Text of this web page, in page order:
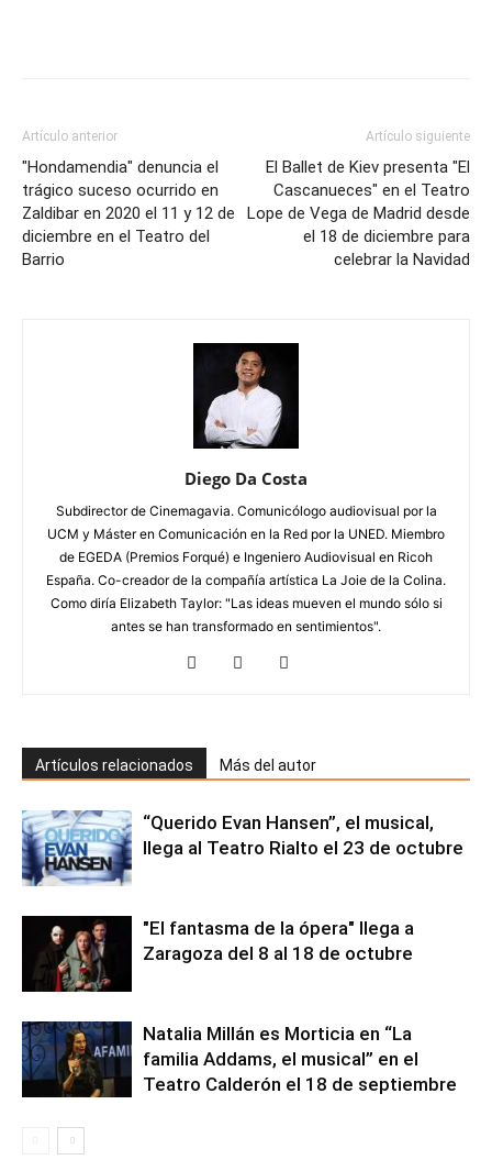
Artículo anterior
"Hondamendia" denuncia el
trágico suceso ocurrido en
Zaldibar en 2020 el 11 y 12 de
diciembre en el Teatro del
Barrio
Artículo siguiente
El Ballet de Kiev presenta "El
Cascanueces" en el Teatro
Lope de Vega de Madrid desde
el 18 de diciembre para
celebrar la Navidad
Diego Da Costa
Subdirector de Cinemagavia. Comunicólogo audiovisual por la
UCM y Máster en Comunicación en la Red por la UNED. Miembro
de EGEDA (Premios Forqué) e Ingeniero Audiovisual en Ricoh
España. Co-creador de la compañía artística La Joie de la Colina.
Como diría Elizabeth Taylor: "Las ideas mueven el mundo sólo si
antes se han transformado en sentimientos".
Artículos relacionados Más del autor
“Querido Evan Hansen”, el musical,
llega al Teatro Rialto el 23 de octubre
"El fantasma de la ópera" llega a
Zaragoza del 8 al 18 de octubre
Natalia Millán es Morticia en “La
familia Addams, el musical” en el
Teatro Calderón el 18 de septiembre